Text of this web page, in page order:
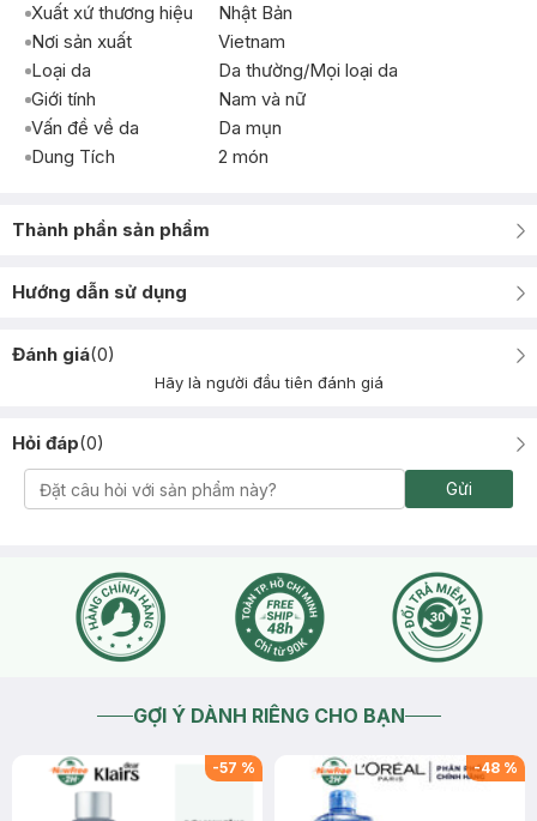
Xuất xứ thương hiệu
Nhật Bản
Nơi sản xuất
Vietnam
Loại da
Da thường/Mọi loại da
Giới tính
Nam và nữ
Vấn đề về da
Da mụn
Dung Tích
2 món
Thành phần sản phẩm
Hướng dẫn sử dụng
Đánh giá(0)
Hãy là người đầu tiên đánh giá
Hỏi đáp(0)
Gửi
GỢI Ý DÀNH RIÊNG CHO BẠN
-57 % -48 %